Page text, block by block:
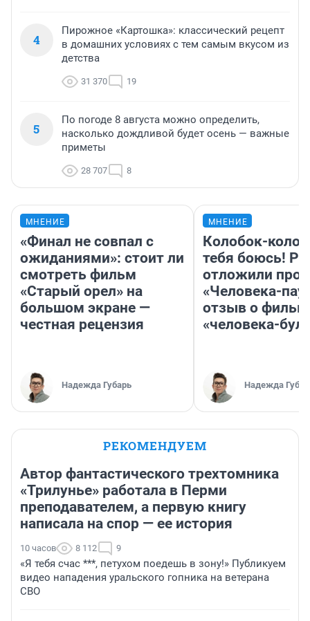
4
Пирожное «Картошка»: классический рецепт
в домашних условиях с тем самым вкусом из
детства
31 370 19
5
По погоде 8 августа можно определить,
насколько дождливой будет осень — важные
приметы
28 707 8
МНЕНИЕ
«Финал не совпал с
ожиданиями»: стоит ли
смотреть фильм
«Старый орел» на
большом экране —
честная рецензия
Надежда Губарь
МНЕНИЕ
Колобок-
тебя боюсь!
отложили
«Человека-
отзыв о
«человека-
Надежда
РЕКОМЕНДУЕМ
Автор фантастического трехтомника
«Трилунье» работала в Перми
преподавателем, а первую книгу
написала на спор — ее история
10 часов 8 112 9
«Я тебя счас ***, петухом поедешь в зону!» Публикуем
видео нападения уральского гопника на ветерана
СВО